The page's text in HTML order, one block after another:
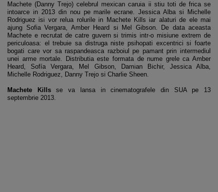
Machete (Danny Trejo) celebrul mexican caruia ii stiu toti de frica se
intoarce in 2013 din nou pe marile ecrane. Jessica Alba si Michelle
Rodriguez isi vor relua rolurile in Machete Kills iar alaturi de ele mai
ajung Sofia Vergara, Amber Heard si Mel Gibson. De data aceasta
Machete e recrutat de catre guvern si trimis intr-o misiune extrem de
periculoasa: el trebuie sa distruga niste psihopati excentrici si foarte
bogati care vor sa raspandeasca razboiul pe pamant prin intermediul
unei arme mortale. Distributia este formata de nume grele ca Amber
Heard, Sofía Vergara, Mel Gibson, Damian Bichir, Jessica Alba,
Michelle Rodriguez, Danny Trejo si Charlie Sheen.
Machete Killsse va lansa in cinematografele din SUA pe 13
septembrie 2013.